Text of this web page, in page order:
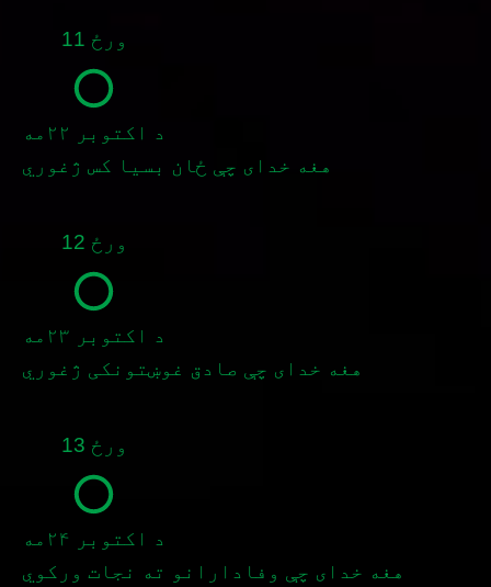
ورځ 11
د اکتوبر ۲۲مه
هغه خدای چې ځان بسیا کس ژغوري
ورځ 12
د اکتوبر ۲۳مه
هغه خدای چې صادق غوښتونکی ژغوري
ورځ 13
د اکتوبر ۲۴مه
هغه خدای چې وفادارانو ته نجات ورکوي